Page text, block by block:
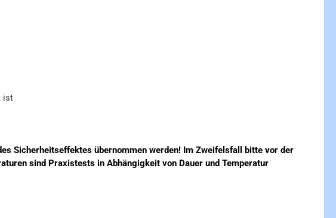
ist
Sicherheitseffektes übernommen werden! Im Zweifelsfall bitte vor der
sind Praxistests in Abhängigkeit von Dauer und Temperatur